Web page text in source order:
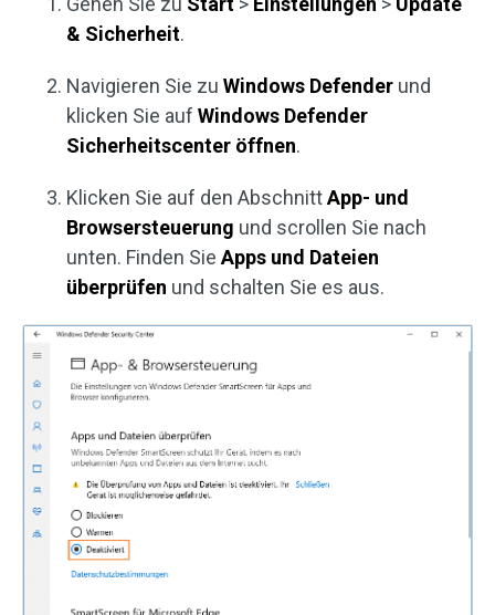
& Sicherheit.
Navigieren Sie zu Windows Defender und
klicken Sie auf Windows Defender
Sicherheitscenter öffnen.
Klicken Sie auf den AbschnittApp- und
Browsersteuerung und scrollen Sie nach
unten. Finden Sie Apps und Dateien
überprüfen und schalten Sie es aus.